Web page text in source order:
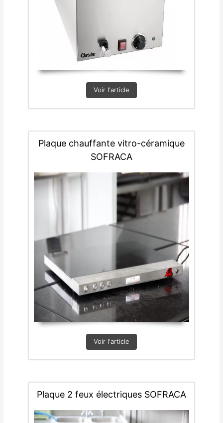
Voir l'article
Plaque chauffante vitro-céramique
SOFRACA
Voir l'article
Plaque 2 feux électriques SOFRACA